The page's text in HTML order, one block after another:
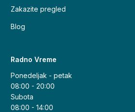
Zakazite pregled
Blog
Radno Vreme
Ponedeljak - petak
08:00 - 20:00
Subota
08:00 - 14:00